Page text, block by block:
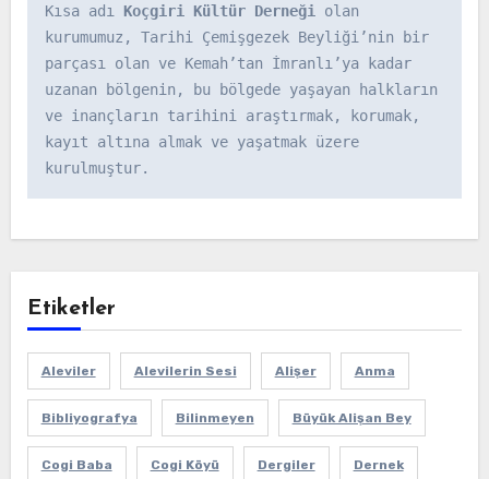
Kısa adı Koçgiri Kültür Derneği olan
kurumumuz, Tarihi Çemişgezek Beyliği’nin bir
parçası olan ve Kemah’tan İmranlı’ya kadar
uzanan bölgenin, bu bölgede yaşayan halkların
ve inançların tarihini araştırmak, korumak,
kayıt altına almak ve yaşatmak üzere
kurulmuştur.
Etiketler
Aleviler Alevilerin Sesi Alişer Anma
Bibliyografya Bilinmeyen Büyük Alişan Bey
Cogi Baba Cogi Köyü Dergiler Dernek